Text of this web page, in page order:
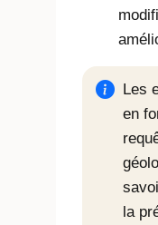
Les
en
la